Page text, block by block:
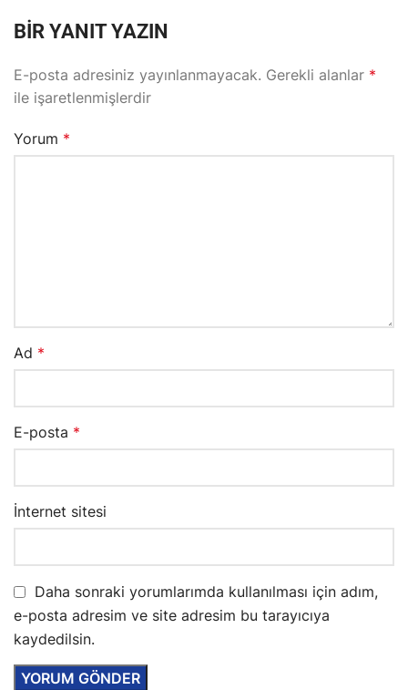
BIR YANIT YAZIN
E-posta adresiniz yayınlanmayacak. Gerekli alanlar *
ile işaretlenmişlerdir
Yorum *
Ad *
E-posta *
İnternet sitesi
Daha sonraki yorumlarımda kullanılması için adım,
e-posta adresim ve site adresim bu tarayıcıya
kaydedilsin.